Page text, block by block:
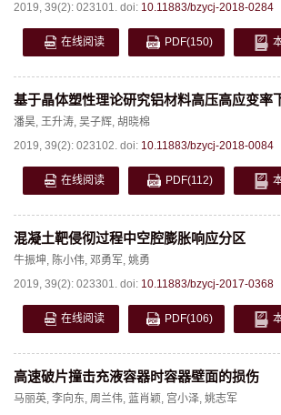
2019, 39(2): 023101. doi: 10.11883/bzycj-2018-0284
在线阅读 PDF(150)
基于晶体塑性理论研究铝材料高压高应变率
潘昊, 王升涛, 吴子辉, 胡晓棉
2019, 39(2): 023102. doi: 10.11883/bzycj-2018-0084
在线阅读 PDF(112)
混凝土靶侵彻过程中空腔膨胀响应分区
牛振坤, 陈小伟, 邓勇军, 姚勇
2019, 39(2): 023301. doi: 10.11883/bzycj-2017-0368
在线阅读 PDF(106)
高速破片撞击充液容器时容器壁面的损伤
马丽英, 李向东, 周兰伟, 蓝肖颖, 宫小泽, 姚志军